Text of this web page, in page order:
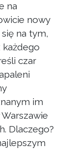
na
nowy
na tym,
czar
im
Dlaczego?